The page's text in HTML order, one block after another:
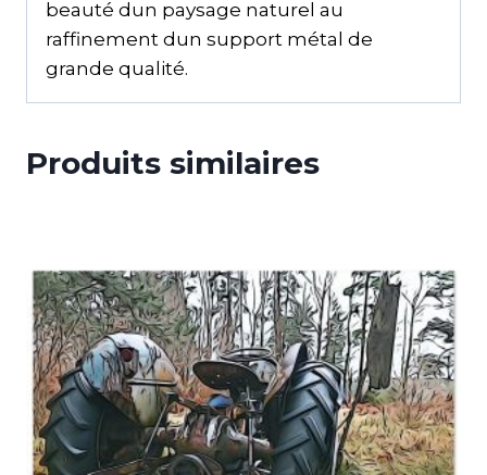
beauté dun paysage naturel au
raffinement dun support métal de
grande qualité.
Produits similaires